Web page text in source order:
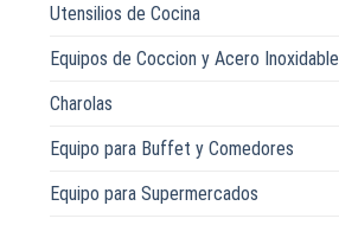
Utensilios de Cocina
Equipos de Coccion y Acero Inoxidable
Charolas
Equipo para Buffet y Comedores
Equipo para Supermercados